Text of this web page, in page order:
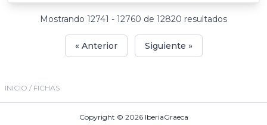
Mostrando 12741 - 12760 de 12820 resultados
« Anterior Siguiente »
INICIO / FICHAS
Copyright © 2026 IberiaGraeca